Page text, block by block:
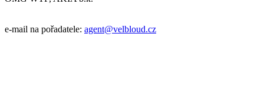
e-mail na pořadatele: agent@velbloud.cz